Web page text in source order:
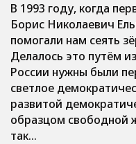
В 1993 году, когда
Борис Николаевич
помогали нам сеять
Делалось это путём
России нужны были
светлое
развитой
образцом свободной
так…